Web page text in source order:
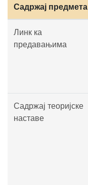
Садржај предмета
Линк ка
предавањима
Садржај теоријске
наставе